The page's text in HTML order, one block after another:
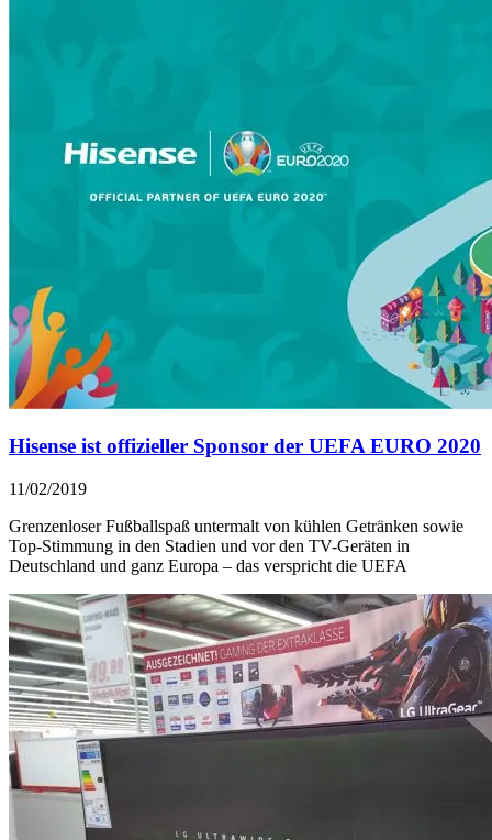
Hisense ist offizieller Sponsor der UEFA EURO 2020
11/02/2019
Grenzenloser Fußballspaß untermalt von kühlen Getränken sowie
Top-Stimmung in den Stadien und vor den TV-Geräten in
Deutschland und ganz Europa – das verspricht die UEFA